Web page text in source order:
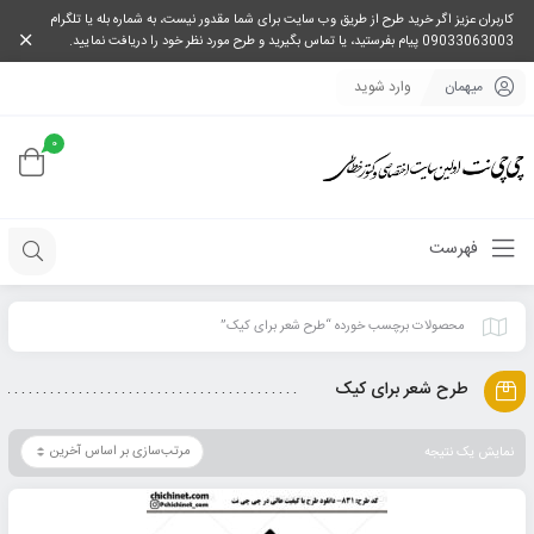
کاربران عزیز اگر خرید طرح از طریق وب سایت برای شما مقدور نیست، به شماره بله یا تلگرام
09033063003 پیام بفرستید، یا تماس بگیرید و طرح مورد نظر خود را دریافت نمایید.
میهمان وارد شوید
0
فهرست
محصولات برچسب خورده “طرح شعر برای کیک”
طرح شعر برای کیک
نمایش یک نتیجه